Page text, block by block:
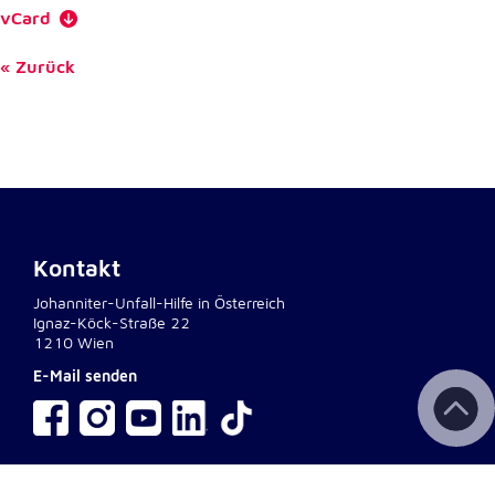
vCard
Zurück
Kontakt
Johanniter-Unfall-Hilfe in Österreich
Ignaz-Köck-Straße 22
1210 Wien
E-Mail senden